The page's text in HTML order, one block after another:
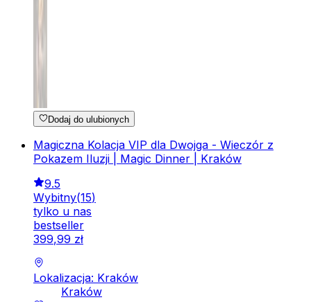
Dodaj do ulubionych
Magiczna Kolacja VIP dla Dwojga - Wieczór z
Pokazem Iluzji | Magic Dinner | Kraków
9.5
Wybitny(15)
tylko u nas
bestseller
399,99 zł
Lokalizacja: Kraków
Kraków